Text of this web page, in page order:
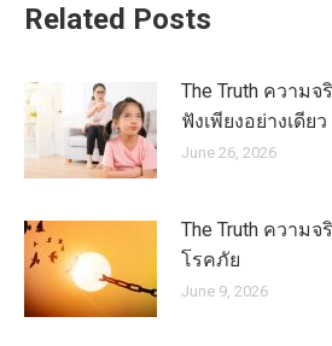
Related Posts
The Truth ความ
ฟังเพียงอย่างเดียว
June 26, 2026
The Truth ความจ
โรคภัย
June 9, 2026